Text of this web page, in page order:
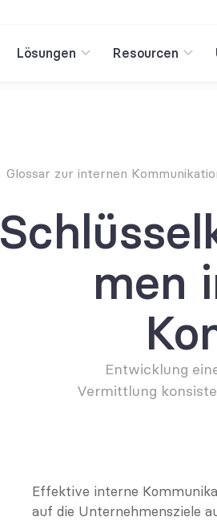
Lösungen Resourcen
Glossar zur internen
men
Entwicklung
Vermittlung
Effektive interne
auf die Unternehmensziele